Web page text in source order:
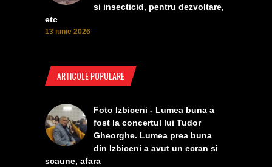
si insecticid, pentru dezvoltare,
etc
13 iunie 2026
ARTICOLE POPULARE
Foto Izbiceni - Lumea buna a
fost la concertul lui Tudor
Gheorghe. Lumea prea buna
din Izbiceni a avut un ecran si
scaune, afara